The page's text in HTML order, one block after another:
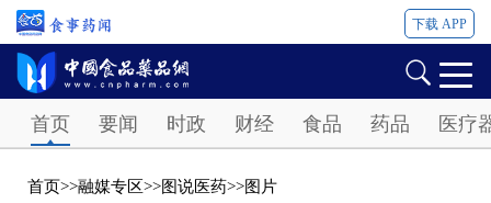
下载 APP
首页 要闻 时政 财经 食品 药品 医疗
首页>>融媒专区>>图说医药>>图片